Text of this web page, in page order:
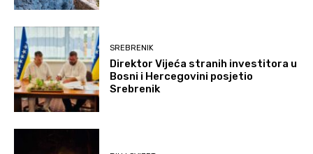
SREBRENIK
Direktor Vijeća stranih investitora u
Bosni i Hercegovini posjetio
Srebrenik